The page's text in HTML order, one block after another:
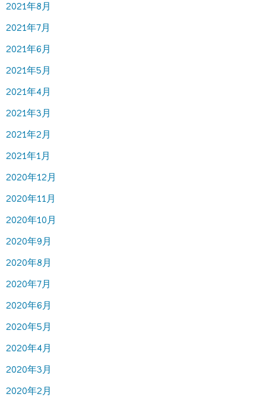
2021年8月
2021年7月
2021年6月
2021年5月
2021年4月
2021年3月
2021年2月
2021年1月
2020年12月
2020年11月
2020年10月
2020年9月
2020年8月
2020年7月
2020年6月
2020年5月
2020年4月
2020年3月
2020年2月